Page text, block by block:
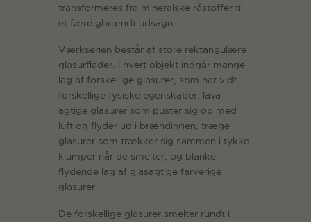
transformeres fra mineralske råstoffer til
et færdigbrændt udsagn.
Værkserien består af store rektangulære
glasurflader. I hvert objekt indgår mange
lag af forskellige glasurer, som har vidt
forskellige fysiske egenskaber: lava-
agtige glasurer som puster sig op med
luft og flyder ud i brændingen, træge
glasurer som trækker sig sammen i tykke
klumper når de smelter, og blanke
flydende lag af glasagtige farverige
glasurer.
De forskellige glasurer smelter rundt i